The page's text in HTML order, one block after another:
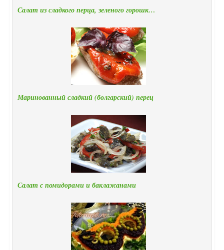
Салат из сладкого перца, зеленого горошк…
Маринованный сладкий (болгарский) перец
Салат с помидорами и баклажанами